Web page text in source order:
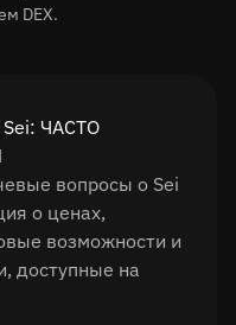
DEX.
Sei: ЧАСТО
вопросы о Sei
о ценах,
возможности и
доступные на